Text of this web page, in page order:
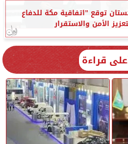
توقع ”اتفاقية مكة للدفاع
الأمن والاستقرار
قراءة